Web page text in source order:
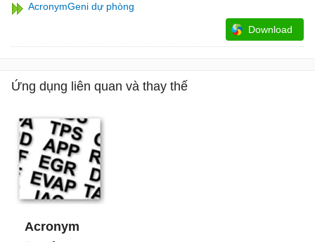
AcronymGeni dự phòng
Download
Ứng dụng liên quan và thay thế
Acronym